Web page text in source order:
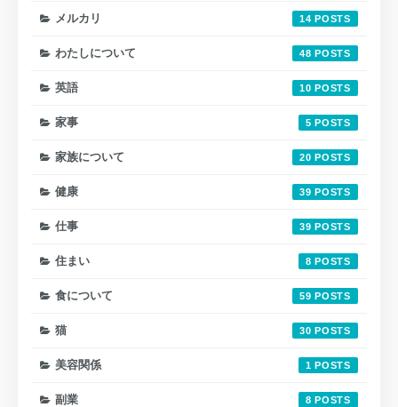
メルカリ 14
わたしについて 48
英語 10
家事 5
家族について 20
健康 39
仕事 39
住まい 8
食について 59
猫 30
美容関係 1
副業 8